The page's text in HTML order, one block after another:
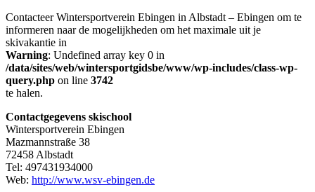
Contacteer Wintersportverein Ebingen in Albstadt – Ebingen om te
informeren naar de mogelijkheden om het maximale uit je
skivakantie in
Warning: Undefined array key 0 in
/data/sites/web/wintersportgidsbe/www/wp-includes/class-wp-
query.php on line 3742
te halen.
Contactgegevens skischool
Wintersportverein Ebingen
Mazmannstraße 38
72458 Albstadt
Tel: 497431934000
Web: http://www.wsv-ebingen.de